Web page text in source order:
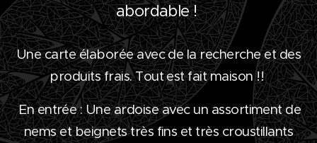
abordable !
Une carte élaborée avec de la recherche et des
produits frais. Tout est fait maison !!
En entrée : Une ardoise avec un assortiment de
nems et beignets très fins et très croustillants